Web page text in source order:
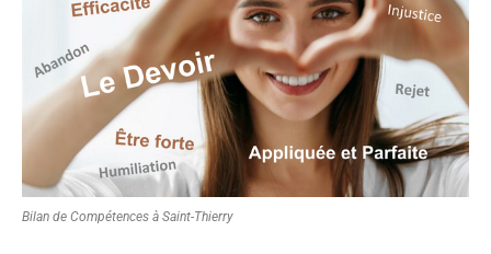
Bilan de Compétences à Saint-Thierry